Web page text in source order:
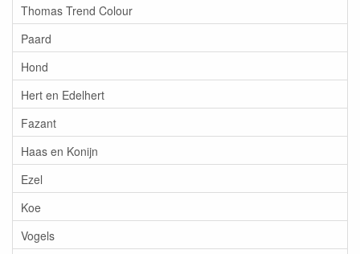
Thomas Trend Colour
Paard
Hond
Hert en Edelhert
Fazant
Haas en Konijn
Ezel
Koe
Vogels